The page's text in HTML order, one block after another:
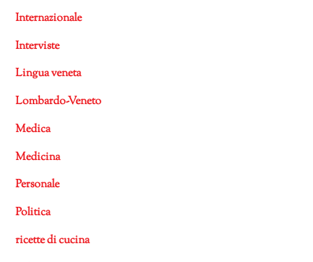
Internazionale
Interviste
Lingua veneta
Lombardo-Veneto
Medica
Medicina
Personale
Politica
ricette di cucina